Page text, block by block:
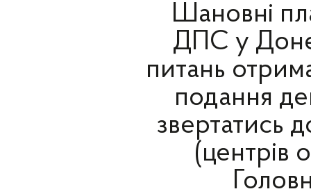
Шановні
ДПС у
питань
подання
звертатись
(центрів